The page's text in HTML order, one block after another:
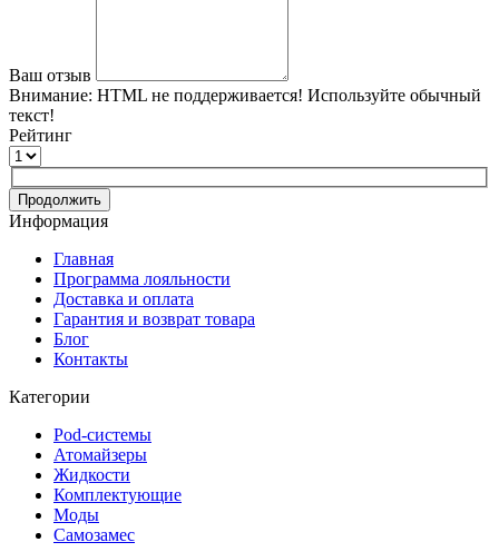
Ваш отзыв
Внимание: HTML не поддерживается! Используйте обычный
текст!
Рейтинг
Продолжить
Информация
Главная
Программа лояльности
Доставка и оплата
Гарантия и возврат товара
Блог
Контакты
Категории
Pod-системы
Атомайзеры
Жидкости
Комплектующие
Моды
Самозамес